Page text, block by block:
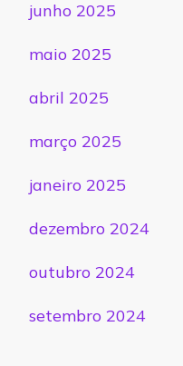
junho 2025
maio 2025
abril 2025
março 2025
janeiro 2025
dezembro 2024
outubro 2024
setembro 2024